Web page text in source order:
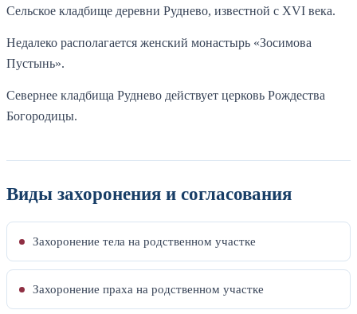
Сельское кладбище деревни Руднево, известной с XVI века.
Недалеко располагается женский монастырь «Зосимова
Пустынь».
Севернее кладбища Руднево действует церковь Рождества
Богородицы.
Виды захоронения и согласования
Захоронение тела на родственном участке
Захоронение праха на родственном участке